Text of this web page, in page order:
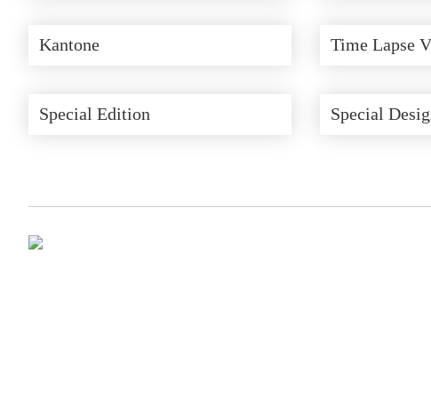
Kantone Time Lapse
Special Edition Special